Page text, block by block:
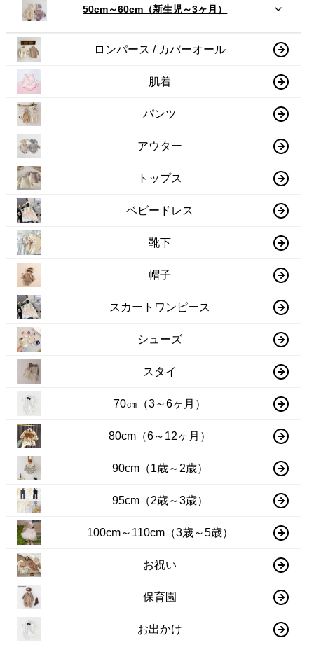
50cm～60cm（新生児～3ヶ月）
ロンパース / カバーオール
肌着
パンツ
アウター
トップス
ベビードレス
靴下
帽子
スカートワンピース
シューズ
スタイ
70㎝（3～6ヶ月）
80cm（6～12ヶ月）
90cm（1歳～2歳）
95cm（2歳～3歳）
100cm～110cm（3歳～5歳）
お祝い
保育園
お出かけ